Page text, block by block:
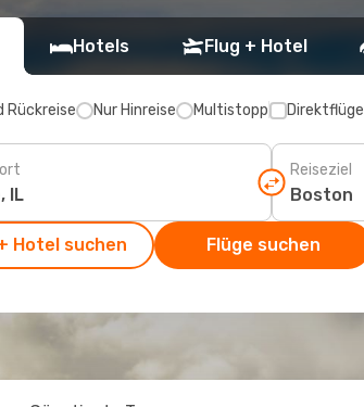
Hotels Flug + Hotel
Rückreise Nur Hinreise Multistopp Direktflüge
Reiseziel
Hotel suchen Flüge suchen